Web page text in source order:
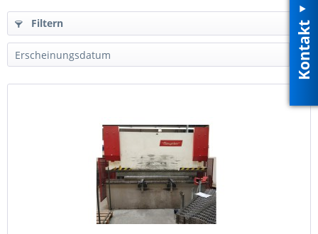
Filtern Kontakt